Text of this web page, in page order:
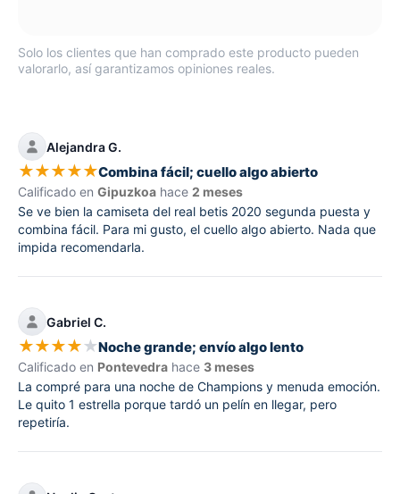
Solo los clientes que han comprado este producto pueden
valorarlo, así garantizamos opiniones reales.
Alejandra G.
★★★★★Combina fácil; cuello algo abierto
Calificado en Gipuzkoa hace 2 meses
Se ve bien la camiseta del real betis 2020 segunda puesta y
combina fácil. Para mi gusto, el cuello algo abierto. Nada que
impida recomendarla.
Gabriel C.
★★★★★Noche grande; envío algo lento
Calificado en Pontevedra hace 3 meses
La compré para una noche de Champions y menuda emoción.
Le quito 1 estrella porque tardó un pelín en llegar, pero
repetiría.